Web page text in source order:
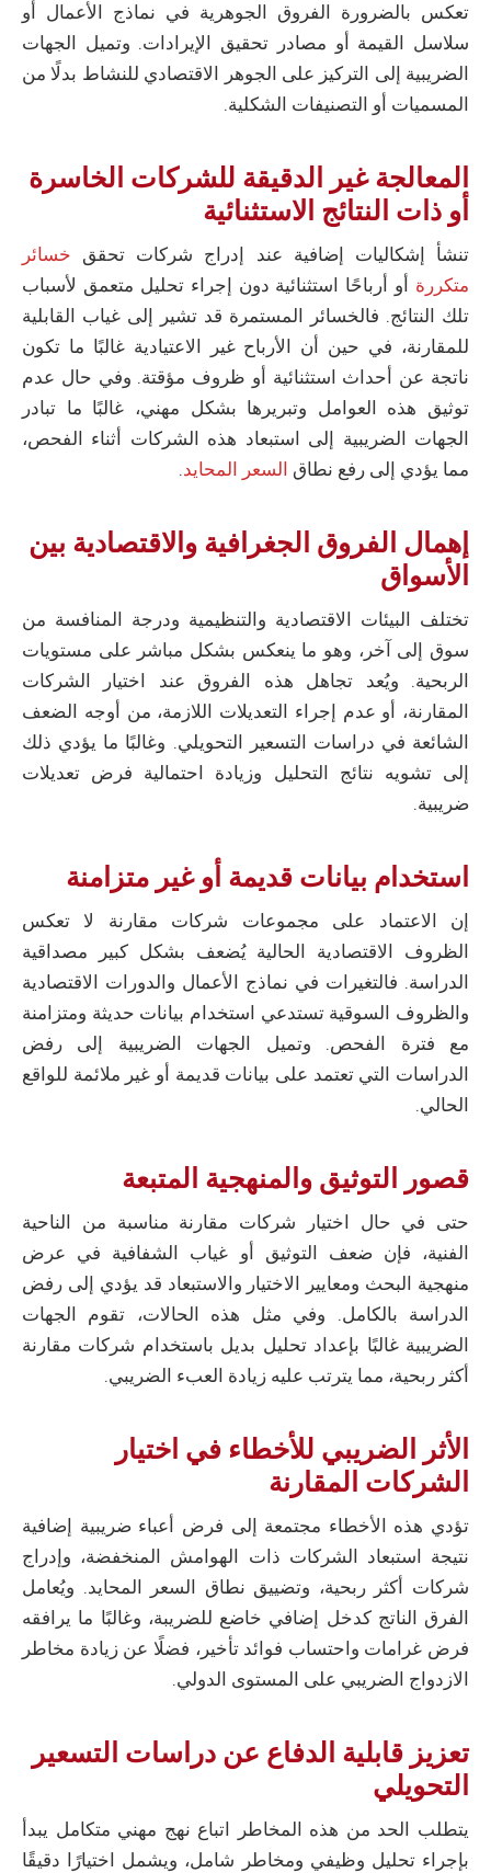
تعكس بالضرورة الفروق الجوهرية في نماذج الأعمال أو
سلاسل القيمة أو مصادر تحقيق الإيرادات. وتميل الجهات
الضريبية إلى التركيز على الجوهر الاقتصادي للنشاط بدلًا من
المسميات أو التصنيفات الشكلية.
المعالجة غير الدقيقة للشركات الخاسرة
أو ذات النتائج الاستثنائية
تنشأ إشكاليات إضافية عند إدراج شركات تحقق خسائر
متكررة أو أرباحًا استثنائية دون إجراء تحليل متعمق لأسباب
تلك النتائج. فالخسائر المستمرة قد تشير إلى غياب القابلية
للمقارنة، في حين أن الأرباح غير الاعتيادية غالبًا ما تكون
ناتجة عن أحداث استثنائية أو ظروف مؤقتة. وفي حال عدم
توثيق هذه العوامل وتبريرها بشكل مهني، غالبًا ما تبادر
الجهات الضريبية إلى استبعاد هذه الشركات أثناء الفحص،
مما يؤدي إلى رفع نطاق السعر المحايد.
إهمال الفروق الجغرافية والاقتصادية بين
الأسواق
تختلف البيئات الاقتصادية والتنظيمية ودرجة المنافسة من
سوق إلى آخر، وهو ما ينعكس بشكل مباشر على مستويات
الربحية. ويُعد تجاهل هذه الفروق عند اختيار الشركات
المقارنة، أو عدم إجراء التعديلات اللازمة، من أوجه الضعف
الشائعة في دراسات التسعير التحويلي. وغالبًا ما يؤدي ذلك
إلى تشويه نتائج التحليل وزيادة احتمالية فرض تعديلات
ضريبية.
استخدام بيانات قديمة أو غير متزامنة
إن الاعتماد على مجموعات شركات مقارنة لا تعكس
الظروف الاقتصادية الحالية يُضعف بشكل كبير مصداقية
الدراسة. فالتغيرات في نماذج الأعمال والدورات الاقتصادية
والظروف السوقية تستدعي استخدام بيانات حديثة ومتزامنة
مع فترة الفحص. وتميل الجهات الضريبية إلى رفض
الدراسات التي تعتمد على بيانات قديمة أو غير ملائمة للواقع
الحالي.
قصور التوثيق والمنهجية المتبعة
حتى في حال اختيار شركات مقارنة مناسبة من الناحية
الفنية، فإن ضعف التوثيق أو غياب الشفافية في عرض
منهجية البحث ومعايير الاختيار والاستبعاد قد يؤدي إلى رفض
الدراسة بالكامل. وفي مثل هذه الحالات، تقوم الجهات
الضريبية غالبًا بإعداد تحليل بديل باستخدام شركات مقارنة
أكثر ربحية، مما يترتب عليه زيادة العبء الضريبي.
الأثر الضريبي للأخطاء في اختيار
الشركات المقارنة
تؤدي هذه الأخطاء مجتمعة إلى فرض أعباء ضريبية إضافية
نتيجة استبعاد الشركات ذات الهوامش المنخفضة، وإدراج
شركات أكثر ربحية، وتضييق نطاق السعر المحايد. ويُعامل
الفرق الناتج كدخل إضافي خاضع للضريبة، وغالبًا ما يرافقه
فرض غرامات واحتساب فوائد تأخير، فضلًا عن زيادة مخاطر
الازدواج الضريبي على المستوى الدولي.
تعزيز قابلية الدفاع عن دراسات التسعير
التحويلي
يتطلب الحد من هذه المخاطر اتباع نهج مهني متكامل يبدأ
بإجراء تحليل وظيفي ومخاطر شامل، ويشمل اختيارًا دقيقًا